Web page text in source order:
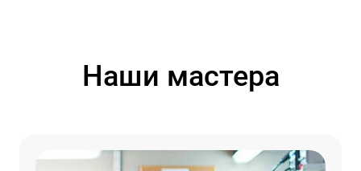
Наши мастера